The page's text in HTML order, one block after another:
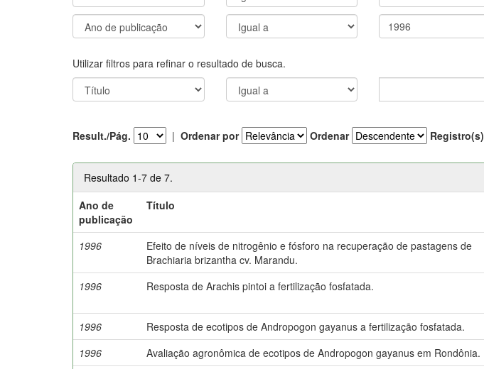
Utilizar filtros para refinar o resultado de busca.
Result./Pág. | Ordenar por Ordenar Registro(s)
Resultado 1-7 de 7.
Ano de
publicação
Título
1996
Efeito de níveis de nitrogênio e fósforo na recuperação de pastagens de
Brachiaria brizantha cv. Marandu.
1996
Resposta de Arachis pintoi a fertilização fosfatada.
1996
Resposta de ecotipos de Andropogon gayanus a fertilização fosfatada.
1996
Avaliação agronômica de ecotipos de Andropogon gayanus em Rondônia.